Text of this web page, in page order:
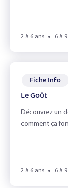
2 à 6 ans 6 à
Fiche Info
Le Goût
Découvrez un
comment ça
2 à 6 ans 6 à